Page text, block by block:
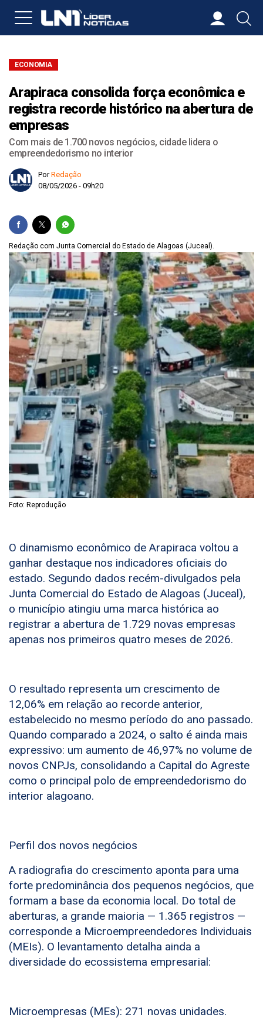
ECONOMIA
Arapiraca consolida força econômica e
registra recorde histórico na abertura de
empresas
Com mais de 1.700 novos negócios, cidade lidera o
empreendedorismo no interior
PorRedação
08/05/2026 - 09h20
Redação com Junta Comercial do Estado de Alagoas (Juceal).
Foto: Reprodução
O dinamismo econômico de Arapiraca voltou a
ganhar destaque nos indicadores oficiais do
estado. Segundo dados recém-divulgados pela
Junta Comercial do Estado de Alagoas (Juceal),
o município atingiu uma marca histórica ao
registrar a abertura de 1.729 novas empresas
apenas nos primeiros quatro meses de 2026.
O resultado representa um crescimento de
12,06% em relação ao recorde anterior,
estabelecido no mesmo período do ano passado.
Quando comparado a 2024, o salto é ainda mais
expressivo: um aumento de 46,97% no volume de
novos CNPJs, consolidando a Capital do Agreste
como o principal polo de empreendedorismo do
interior alagoano.
Perfil dos novos negócios
A radiografia do crescimento aponta para uma
forte predominância dos pequenos negócios, que
formam a base da economia local. Do total de
aberturas, a grande maioria — 1.365 registros —
corresponde a Microempreendedores Individuais
(MEIs). O levantamento detalha ainda a
diversidade do ecossistema empresarial:
Microempresas (MEs): 271 novas unidades.